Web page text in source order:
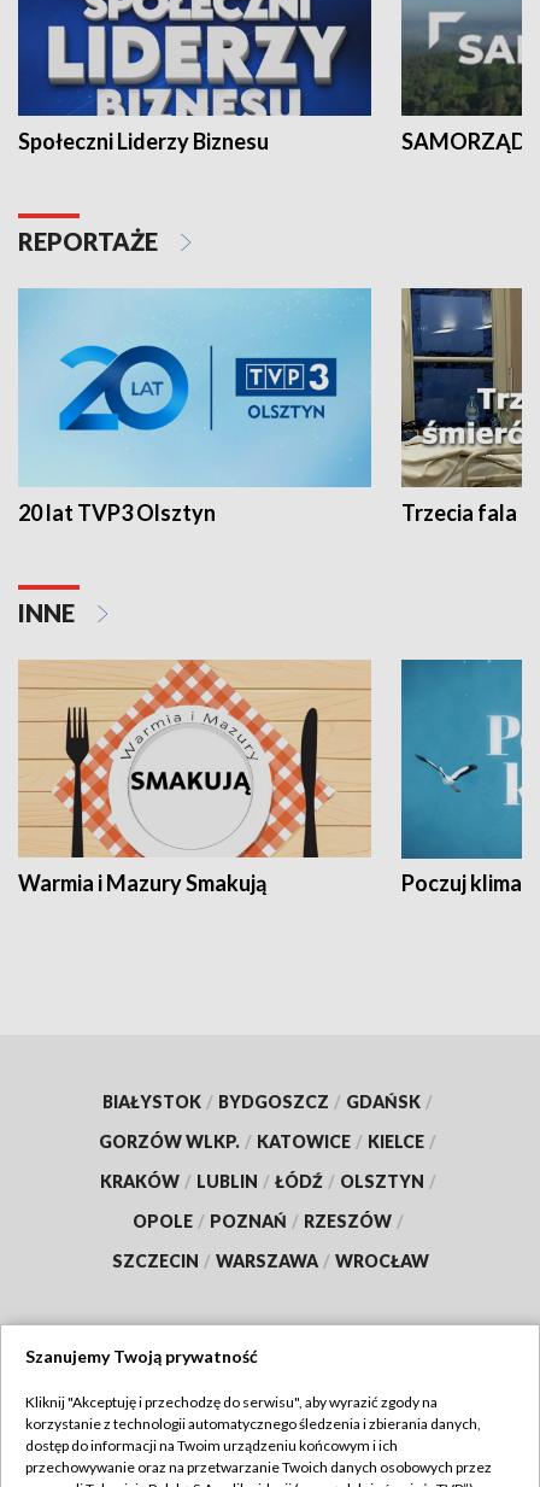
Społeczni Liderzy Biznesu SAMORZĄD
REPORTAŻE
20 lat TVP3 Olsztyn Trzecia fala -
INNE
Warmia i Mazury Smakują Poczuj klimat
BIAŁYSTOK / BYDGOSZCZ / GDAŃSK /
GORZÓW WLKP. / KATOWICE / KIELCE /
KRAKÓW / LUBLIN / ŁÓDŹ / OLSZTYN /
OPOLE / POZNAŃ / RZESZÓW /
SZCZECIN / WARSZAWA / WROCŁAW
TVP
Abonament TVP
Regulamin TVP
Szanujemy Twoją prywatność
Kliknij "Akceptuję i przechodzę do serwisu", aby wyrazić zgody na
korzystanie z technologii automatycznego śledzenia i zbierania danych,
dostęp do informacji na Twoim urządzeniu końcowym i ich
przechowywanie oraz na przetwarzanie Twoich danych osobowych przez